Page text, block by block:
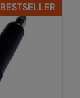
BESTSELLER